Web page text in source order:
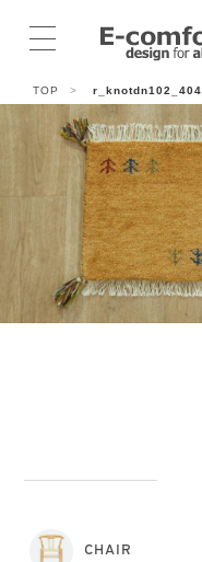
TOP > r_knotdn102_404
CHAIR